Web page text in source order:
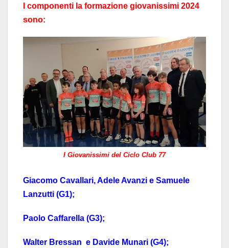
I componenti la formazione giovanissimi 2024
sono:
I Giovanissimi del Ciclo Club 77
Giacomo Cavallari, Adele Avanzi e Samuele
Lanzutti (G1);
Paolo Caffarella (G3);
Walter Bressan e Davide Munari (G4);